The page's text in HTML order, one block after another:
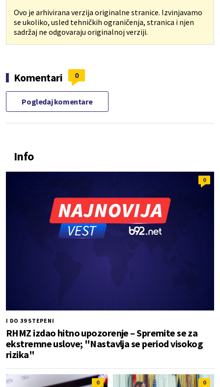
Ovo je arhivirana verzija originalne stranice. Izvinjavamo
se ukoliko, usled tehničkih ograničenja, stranica i njen
sadržaj ne odgovaraju originalnoj verziji.
Komentari 0
Pogledaj komentare
Info
0
I DO 39 STEPENI
RHMZ izdao hitno upozorenje – Spremite se za
ekstremne uslove; "Nastavlja se period visokog
rizika"
0 0